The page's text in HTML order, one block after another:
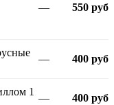
— 550 руб
— 400 руб
1
— 400 руб